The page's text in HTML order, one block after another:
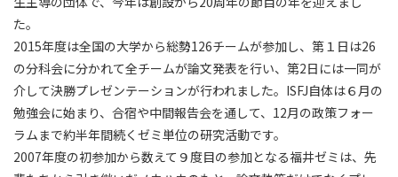
た。
2015年度は全国の大学から総勢126チームが参加し、第１日は26
の分科会に分かれて全チームが論文発表を行い、第2日には一同が
介して決勝プレゼンテーションが行われました。ISFJ自体は６月の
勉強会に始まり、合宿や中間報告会を通して、12月の政策フォー
ラムまで約半年間続くゼミ単位の研究活動です。
2007年度の初参加から数えて９度目の参加となる福井ゼミは、先